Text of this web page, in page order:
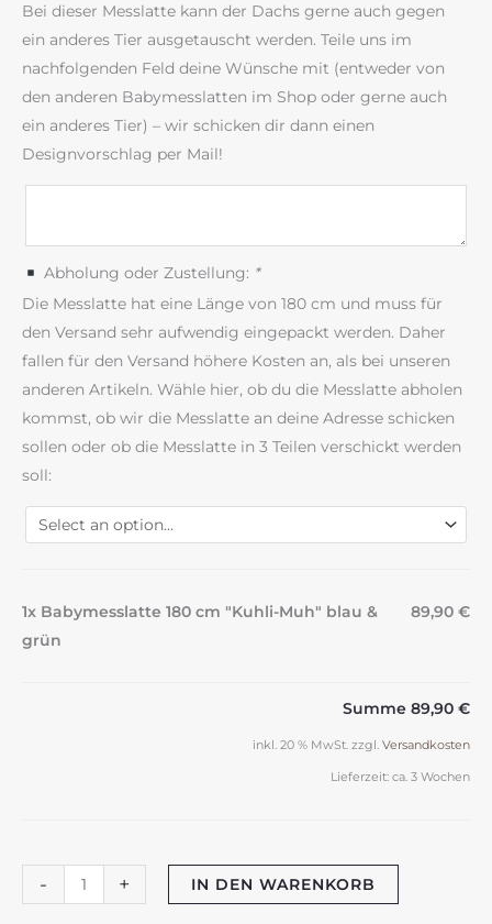
Bei dieser Messlatte kann der Dachs gerne auch gegen
ein anderes Tier ausgetauscht werden. Teile uns im
nachfolgenden Feld deine Wünsche mit (entweder von
den anderen Babymesslatten im Shop oder gerne auch
ein anderes Tier) – wir schicken dir dann einen
Designvorschlag per Mail!
Abholung oder Zustellung: *
Die Messlatte hat eine Länge von 180 cm und muss für
den Versand sehr aufwendig eingepackt werden. Daher
fallen für den Versand höhere Kosten an, als bei unseren
anderen Artikeln. Wähle hier, ob du die Messlatte abholen
kommst, ob wir die Messlatte an deine Adresse schicken
sollen oder ob die Messlatte in 3 Teilen verschickt werden
soll:
1x Babymesslatte 180 cm "Kuhli-Muh" blau &
grün
89,90 €
Summe 89,90 €
inkl. 20 % MwSt. zzgl. Versandkosten
Lieferzeit: ca. 3 Wochen
-
Babymesslatte
180
+ IN DEN WARENKORB